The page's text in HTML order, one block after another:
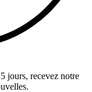
jours, recevez notre